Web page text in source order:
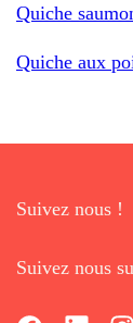
Quiche
Quiche aux
Suivez nous !
Suivez nous